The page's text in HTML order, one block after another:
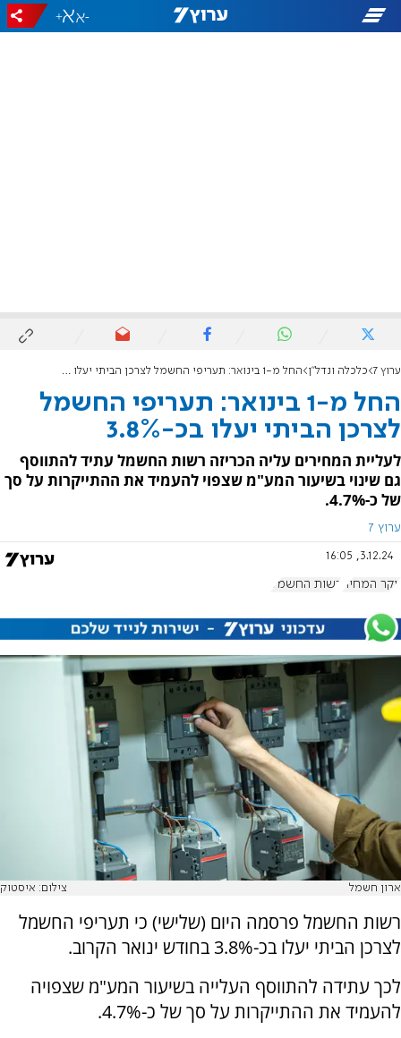
-
+
ערוץ 7 כלכלה ונדל"ן החל מ-1 בינואר: תעריפי החשמל לצרכן הביתי יעלו בכ-3.8%
החל מ-1 בינואר: תעריפי החשמל
לצרכן הביתי יעלו בכ-3.8%
לעליית המחירים עליה הכריזה רשות החשמל עתיד להתווסף
גם שינוי בשיעור המע"מ שצפוי להעמיד את ההתייקרות על סך
של כ-4.7%.
ערוץ 7
3.12.24, 16:05
יוקר המחיה רשות החשמל
ארון חשמל צילום: איסטוק
רשות החשמל פרסמה היום (שלישי) כי תעריפי החשמל
לצרכן הביתי יעלו בכ-3.8% בחודש ינואר הקרוב.
לכך עתידה להתווסף העלייה בשיעור המע"מ שצפויה
להעמיד את ההתייקרות על סך של כ-4.7%.